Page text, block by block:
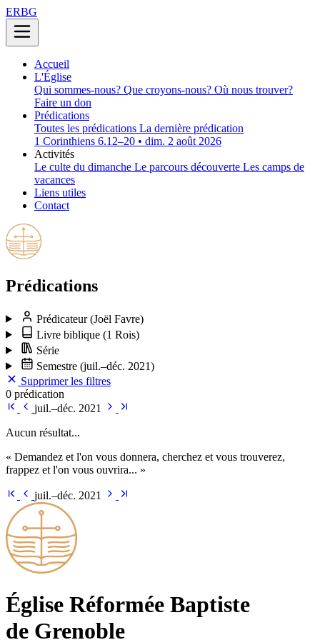
ERBG
Accueil
L'Église
Qui sommes-nous? Que croyons-nous? Où nous trouver?
Faire un don
Prédications
Toutes les prédications La dernière prédication
1 Corinthiens 6.12–20 • dim. 2 août 2026
Activités
Le culte du dimanche Le parcours découverte Les camps de
vacances
Liens utiles
Contact
Prédications
Prédicateur(Joël Favre)
Livre biblique (1 Rois)
Série
Semestre (juil.–déc. 2021)
Supprimer les filtres
0 prédication
juil.–déc. 2021
Aucun résultat...
« Demandez et l'on vous donnera, cherchez et vous trouverez,
frappez et l'on vous ouvrira... »
juil.–déc. 2021
Église Ré­for­mée Bap­tiste
de Grenoble